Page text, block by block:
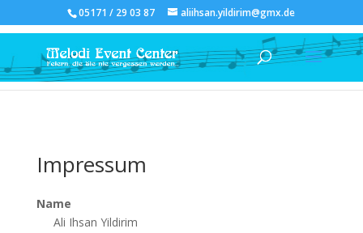
05171 / 29 03 87 aliihsan.yildirim@gmx.de
Impressum
Name
Ali Ihsan Yildirim